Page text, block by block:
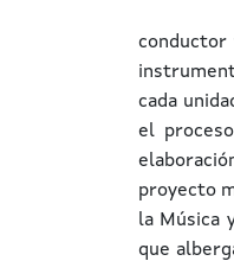
conductor
cada
el
proyecto
la Música
que